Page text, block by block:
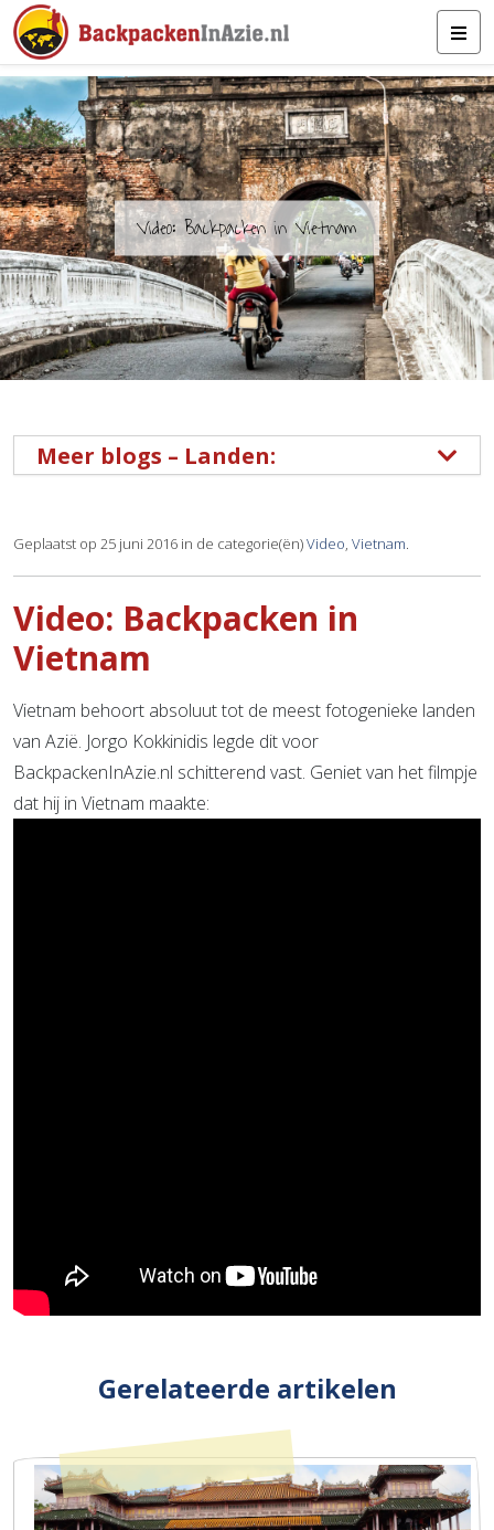
Video: Backpacken in Vietnam
Meer blogs – Landen:
Geplaatst op 25 juni 2016 in de categorie(ën)Video, Vietnam.
Video: Backpacken in
Vietnam
Vietnam behoort absoluut tot de meest fotogenieke landen
van Azië. Jorgo Kokkinidis legde dit voor
BackpackenInAzie.nl schitterend vast. Geniet van het filmpje
dat hij in Vietnam maakte:
Gerelateerde artikelen